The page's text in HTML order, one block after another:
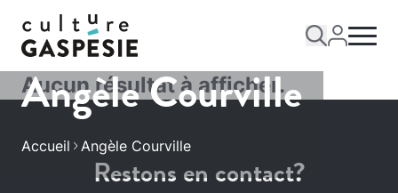
Angèle Courville
Accueil Angèle Courville
Aucun résultat à afficher.
Restons en contact?